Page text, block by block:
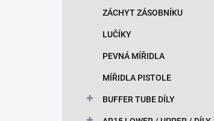
ZÁCHYT ZÁSOBNÍKU
LUČÍKY
PEVNÁ MÍŘIDLA
MÍŘIDLA PISTOLE
BUFFER TUBE DÍLY